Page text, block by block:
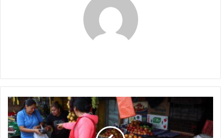
Invierno
dispara
precios
de